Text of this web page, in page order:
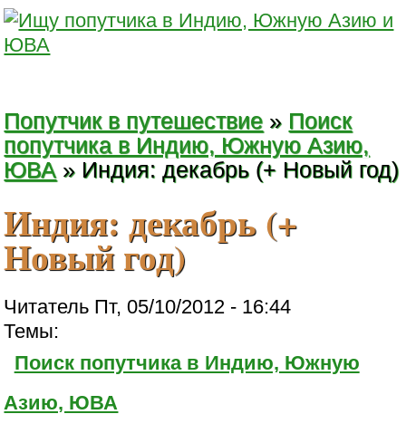
Попутчик в путешествие » Поиск
попутчика в Индию, Южную Азию,
ЮВА » Индия: декабрь (+ Новый год)
Индия: декабрь (+
Новый год)
Читатель Пт, 05/10/2012 - 16:44
Темы:
Поиск попутчика в Индию, Южную
Азию, ЮВА